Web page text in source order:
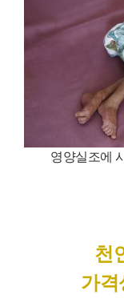
영양실조에
천
가격